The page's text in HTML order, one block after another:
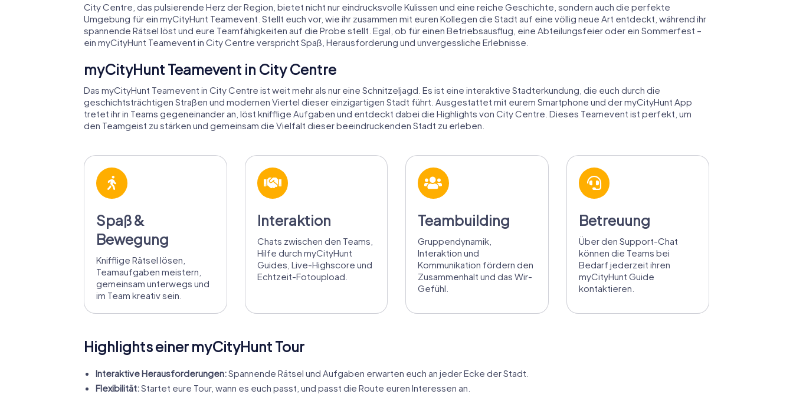
City Centre, das pulsierende Herz der Region, bietet nicht nur eindrucksvolle Kulissen und eine reiche Geschichte, sondern auch die perfekte
Umgebung für ein myCityHunt Teamevent. Stellt euch vor, wie ihr zusammen mit euren Kollegen die Stadt auf eine völlig neue Art entdeckt, während ihr
spannende Rätsel löst und eure Teamfähigkeiten auf die Probe stellt. Egal, ob für einen Betriebsausflug, eine Abteilungsfeier oder ein Sommerfest –
ein myCityHunt Teamevent in City Centre verspricht Spaß, Herausforderung und unvergessliche Erlebnisse.
myCityHunt Teamevent in City Centre
Das myCityHunt Teamevent in City Centre ist weit mehr als nur eine Schnitzeljagd. Es ist eine interaktive Stadterkundung, die euch durch die
geschichtsträchtigen Straßen und modernen Viertel dieser einzigartigen Stadt führt. Ausgestattet mit eurem Smartphone und der myCityHunt App
tretet ihr in Teams gegeneinander an, löst knifflige Aufgaben und entdeckt dabei die Highlights von City Centre. Dieses Teamevent ist perfekt, um
den Teamgeist zu stärken und gemeinsam die Vielfalt dieser beeindruckenden Stadt zu erleben.
Spaß &
Bewegung
Knifflige Rätsel lösen,
Teamaufgaben meistern,
gemeinsam unterwegs und
im Team kreativ sein.
Interaktion
Chats zwischen den Teams,
Hilfe durch myCityHunt
Guides, Live-Highscore und
Echtzeit-Fotoupload.
Teambuilding
Gruppendynamik,
Interaktion und
Kommunikation fördern den
Zusammenhalt und das Wir-
Gefühl.
Betreuung
Über den Support-Chat
können die Teams bei
Bedarf jederzeit ihren
myCityHunt Guide
kontaktieren.
Highlights einer myCityHunt Tour
Interaktive Herausforderungen:Spannende Rätsel und Aufgaben erwarten euch an jeder Ecke der Stadt.
Flexibilität:Startet eure Tour, wann es euch passt, und passt die Route euren Interessen an.